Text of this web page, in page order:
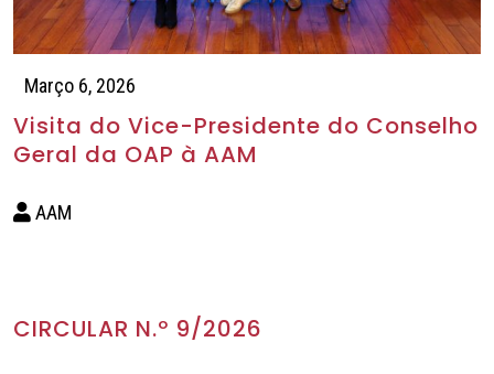
Março 6, 2026
Visita do Vice-Presidente do Conselho
Geral da OAP à AAM
AAM
CIRCULAR N.º 9/2026